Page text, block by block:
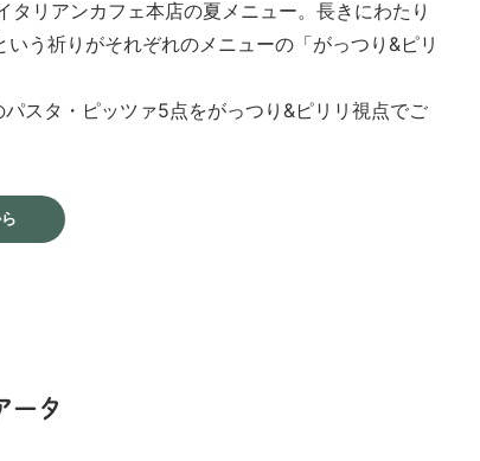
リアンカフェ本店の夏メニュー。長きにわたり
う祈りがそれぞれのメニューの「がっつり&ピリ
スタ・ピッツァ5点をがっつり&ピリリ視点でご
ータ